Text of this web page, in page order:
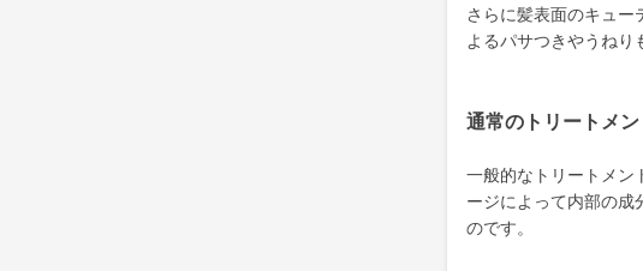
さらに髪表面のキュー
よるパサつきやうねり
通常のトリートメ
一般的なトリートメン
ージによって内部の成
のです。